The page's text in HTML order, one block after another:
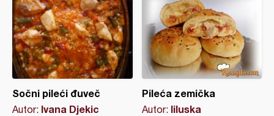
Sočni pileći đuveč
Autor: Ivana Djekic
Pileća zemička
Autor: liluska